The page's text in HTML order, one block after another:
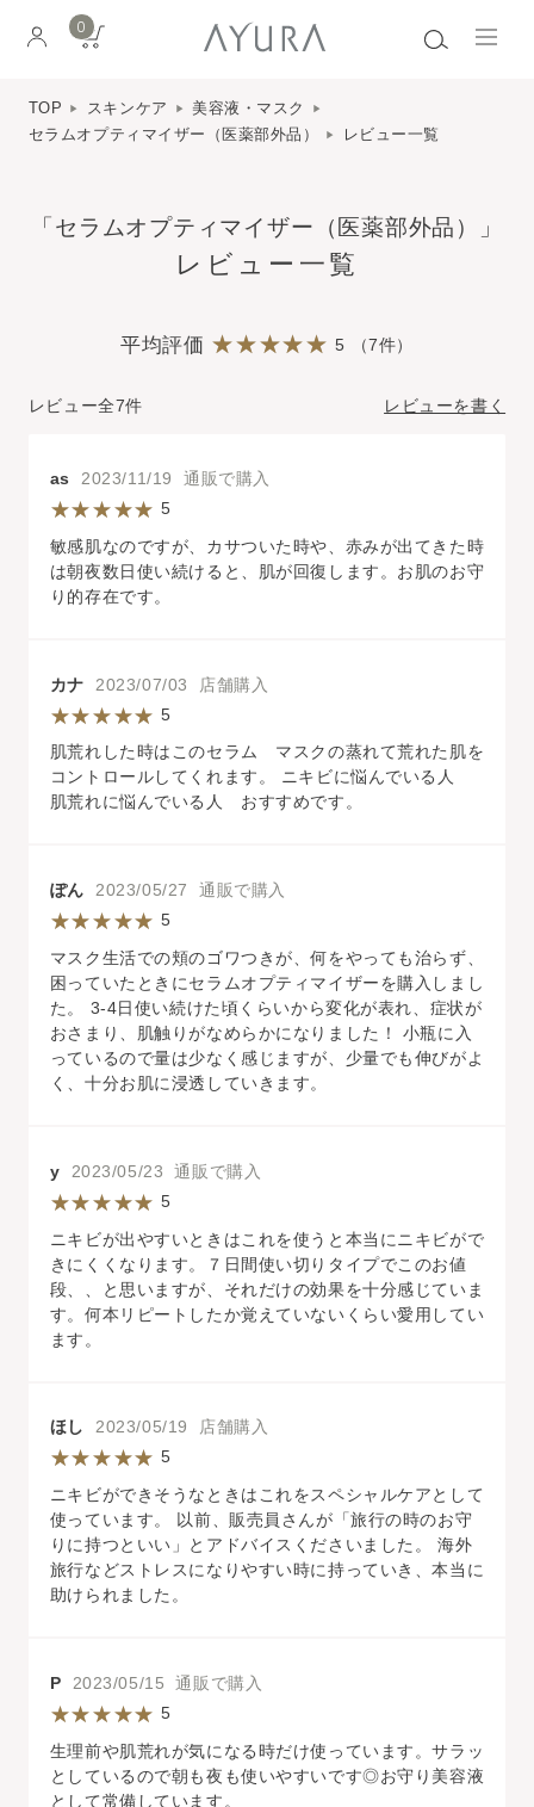
0
TOP スキンケア
美容液・マスク
セラムオプティマイザー（医薬部外品）
レビュー一覧
「セラムオプティマイザー（医薬部外品）」
レビュー一覧
平均評価 5 （7件）
レビュー全7件 レビューを書く
as 2023/11/19 通販で購入
5
敏感肌なのですが、カサついた時や、赤みが出てきた時
は朝夜数日使い続けると、肌が回復します。お肌のお守
り的存在です。
カナ 2023/07/03 店舗購入
5
肌荒れした時はこのセラム マスクの蒸れて荒れた肌を
コントロールしてくれます。 ニキビに悩んでいる人
肌荒れに悩んでいる人 おすすめです。
ぽん2023/05/27 通販で購入
5
マスク生活での頬のゴワつきが、何をやっても治らず、
困っていたときにセラムオプティマイザーを購入しまし
た。 3-4日使い続けた頃くらいから変化が表れ、症状が
おさまり、肌触りがなめらかになりました！ 小瓶に入
っているので量は少なく感じますが、少量でも伸びがよ
く、十分お肌に浸透していきます。
y 2023/05/23 通販で購入
5
ニキビが出やすいときはこれを使うと本当にニキビがで
きにくくなります。７日間使い切りタイプでこのお値
段、、と思いますが、それだけの効果を十分感じていま
す。何本リピートしたか覚えていないくらい愛用してい
ます。
ほし2023/05/19 店舗購入
5
ニキビができそうなときはこれをスペシャルケアとして
使っています。 以前、販売員さんが「旅行の時のお守
りに持つといい」とアドバイスくださいました。 海外
旅行などストレスになりやすい時に持っていき、本当に
助けられました。
P 2023/05/15 通販で購入
5
生理前や肌荒れが気になる時だけ使っています。サラッ
としているので朝も夜も使いやすいです◎お守り美容液
として常備しています。